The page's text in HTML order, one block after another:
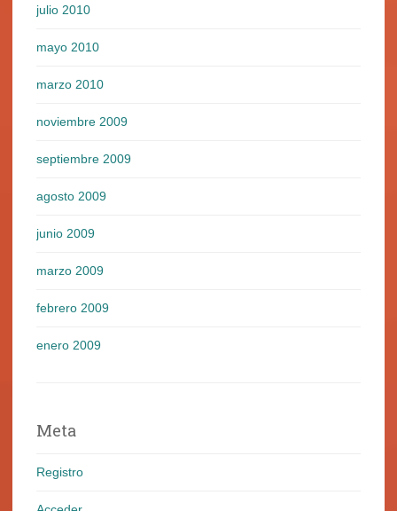
julio 2010
mayo 2010
marzo 2010
noviembre 2009
septiembre 2009
agosto 2009
junio 2009
marzo 2009
febrero 2009
enero 2009
Meta
Registro